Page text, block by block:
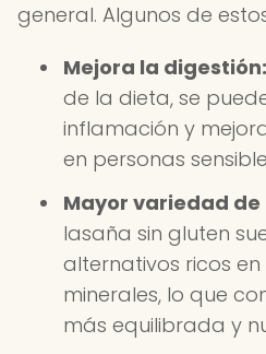
general. Algunos de
Mejora la digestión:
de la dieta, se
inflamación y
en personas
Mayor variedad
lasaña sin gluten
alternativos ricos
minerales, lo que
más equilibrada y